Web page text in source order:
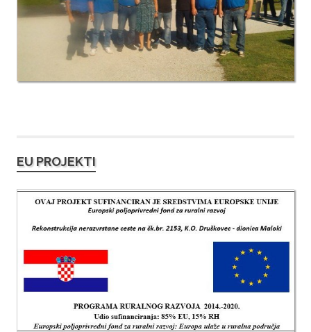
EU PROJEKTI